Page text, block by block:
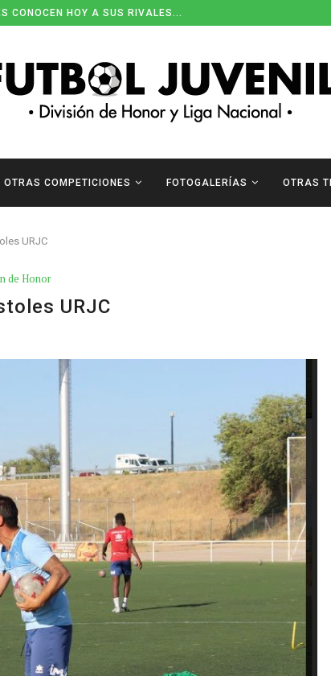
CONOCEN HOY A SUS RIVALES...
OTRAS COMPETICIONES FOTOGALERÍAS OTRAS
URJC
de Honor
URJC